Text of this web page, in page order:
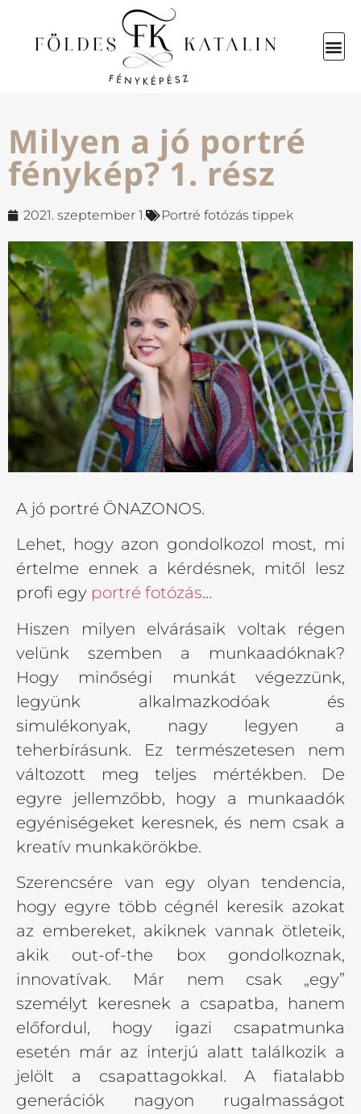
Milyen a jó portré
fénykép? 1. rész
2021. szeptember 1. Portré fotózás tippek
A jó portré ÖNAZONOS.
Lehet, hogy azon gondolkozol most, mi
értelme ennek a kérdésnek, mitől lesz
profi egy portré fotózás…
Hiszen milyen elvárásaik voltak régen
velünk szemben a munkaadóknak?
Hogy minőségi munkát végezzünk,
legyünk alkalmazkodóak és
simulékonyak, nagy legyen a
teherbírásunk. Ez természetesen nem
változott meg teljes mértékben. De
egyre jellemzőbb, hogy a munkaadók
egyéniségeket keresnek, és nem csak a
kreatív munkakörökbe.
Szerencsére van egy olyan tendencia,
hogy egyre több cégnél keresik azokat
az embereket, akiknek vannak ötleteik,
akik out-of-the box gondolkoznak,
innovatívak. Már nem csak „egy”
személyt keresnek a csapatba, hanem
előfordul, hogy igazi csapatmunka
esetén már az interjú alatt találkozik a
jelölt a csapattagokkal. A fiatalabb
generációk nagyon rugalmasságot